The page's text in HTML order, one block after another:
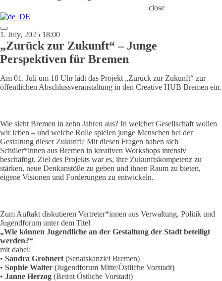
close
1. July, 2025 18:00
„Zurück zur Zukunft“ – Junge
Perspektiven für Bremen
Am 01. Juli um 18 Uhr lädt das Projekt „Zurück zur Zukunft“ zur
öffentlichen Abschlussveranstaltung in den Creative HUB Bremen ein.
Wie sieht Bremen in zehn Jahren aus? In welcher Gesellschaft wollen
wir leben – und welche Rolle spielen junge Menschen bei der
Gestaltung dieser Zukunft? Mit diesen Fragen haben sich
Schüler*innen aus Bremen in kreativen Workshops intensiv
beschäftigt. Ziel des Projekts war es, ihre Zukunftskompetenz zu
stärken, neue Denkanstöße zu geben und ihnen Raum zu bieten,
eigene Visionen und Forderungen zu entwickeln.
Zum Auftakt diskutieren Vertreter*innen aus Verwaltung, Politik und
Jugendforum unter dem Titel
„Wie können Jugendliche an der Gestaltung der Stadt beteiligt
werden?“
mit dabei:
• Sandra Grohnert (Senatskanzlei Bremen)
• Sophie Walter (Jugendforum Mitte/Östliche Vorstadt)
• Janne Herzog (Beirat Östliche Vorstadt)